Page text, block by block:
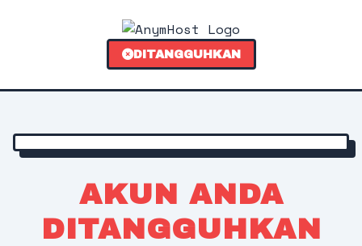
DITANGGUHKAN
AKUN ANDA
DITANGGUHKAN